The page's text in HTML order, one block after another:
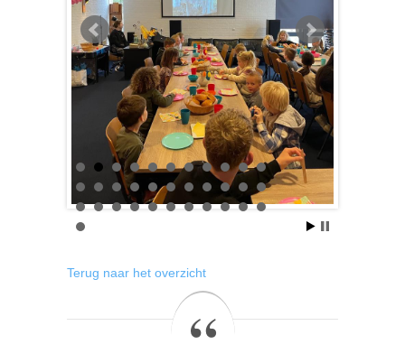
Terug naar het overzicht